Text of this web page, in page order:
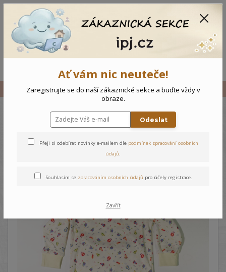
Vše Dětské pyžamo Raketka
Dětské pyžamo Raketka
Ať vám nic neuteče!
Zaregistrujte se do naší zákaznické sekce a buďte vždy v
obraze.
Odeslat
Přeji si odebírat novinky e-mailem dle podmínek zpracování osobních
údajů.
Souhlasím se zpracováním osobních údajů pro účely registrace.
Zavřít